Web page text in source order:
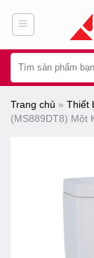
dung
kiếm:
Trang chủ » Thiết
(MS889DT8) Một